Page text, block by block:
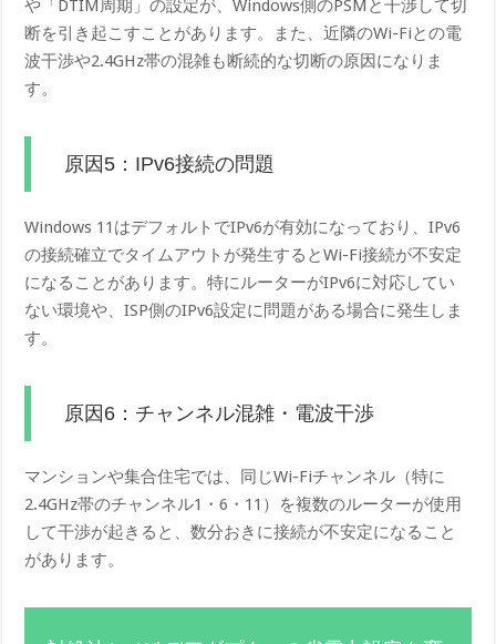
や「DTIM周期」の設定が、Windows側のPSMと干渉して切
断を引き起こすことがあります。また、近隣のWi-Fiとの電
波干渉や2.4GHz帯の混雑も断続的な切断の原因になりま
す。
原因5：IPv6接続の問題
Windows 11はデフォルトでIPv6が有効になっており、IPv6
の接続確立でタイムアウトが発生するとWi-Fi接続が不安定
になることがあります。特にルーターがIPv6に対応してい
ない環境や、ISP側のIPv6設定に問題がある場合に発生しま
す。
原因6：チャンネル混雑・電波干渉
マンションや集合住宅では、同じWi-Fiチャンネル（特に
2.4GHz帯のチャンネル1・6・11）を複数のルーターが使用
して干渉が起きると、数分おきに接続が不安定になること
があります。